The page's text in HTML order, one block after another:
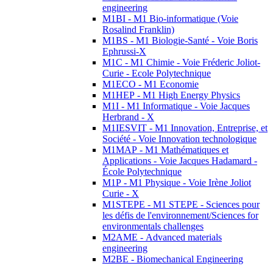
engineering
M1BI - M1 Bio-informatique (Voie
Rosalind Franklin)
M1BS - M1 Biologie-Santé - Voie Boris
Ephrussi-X
M1C - M1 Chimie - Voie Fréderic Joliot-
Curie - Ecole Polytechnique
M1ECO - M1 Economie
M1HEP - M1 High Energy Physics
M1I - M1 Informatique - Voie Jacques
Herbrand - X
M1IESVIT - M1 Innovation, Entreprise, et
Société - Voie Innovation technologique
M1MAP - M1 Mathématiques et
Applications - Voie Jacques Hadamard -
École Polytechnique
M1P - M1 Physique - Voie Irène Joliot
Curie - X
M1STEPE - M1 STEPE - Sciences pour
les défis de l'environnement/Sciences for
environmentals challenges
M2AME - Advanced materials
engineering
M2BE - Biomechanical Engineering